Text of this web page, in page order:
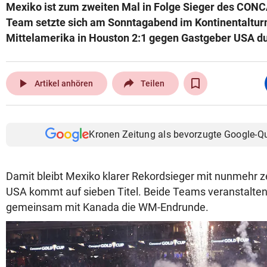
Mexiko ist zum zweiten Mal in Folge Sieger des
Team setzte sich am Sonntagabend im
Mittelamerika in Houston 2:1 gegen Gastgeber USA
play_arrow Artikel anhören Teilen
Kronen Zeitung als bevorzugte Google-
Damit bleibt Mexiko klarer Rekordsieger mit nunmehr
USA kommt auf sieben Titel. Beide Teams
gemeinsam mit Kanada die WM-Endrunde.